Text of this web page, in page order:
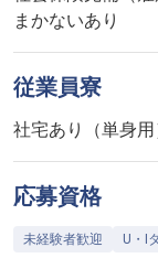
まかないあり
従業員寮
社宅あり（単身用
応募資格
未経験者歓迎 U・I